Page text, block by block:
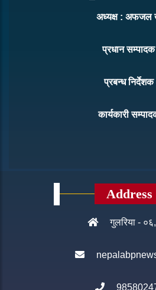
अध्यक्ष : अफजल
प्रधान
प्रबन्ध निर्देशक
कार्यकारी
Address
गुलरिया - ०६,